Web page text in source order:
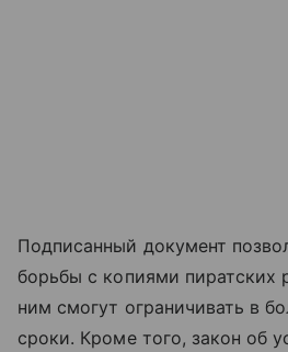
Подписанный документ
борьбы с копиями пиратских
ним смогут ограничивать в
сроки. Кроме того, закон об